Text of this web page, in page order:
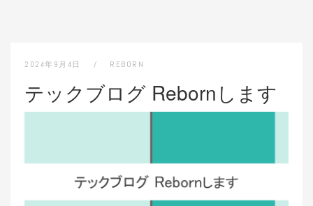
2024年9月4日 REBORN
テックブログ Rebornします